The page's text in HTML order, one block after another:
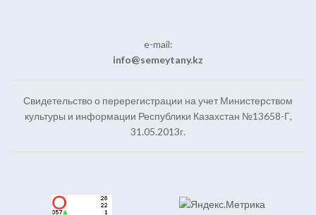
e-mail:
info@semeytany.kz
Свидетельство о перерегистрации на учет Министерством
культуры и информации Республики Казахстан №13658-Г,
31.05.2013г.